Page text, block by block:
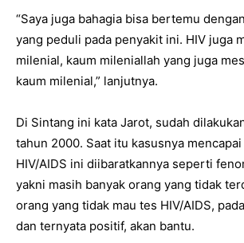
“Saya juga bahagia bisa bertemu
yang peduli pada penyakit ini. HIV juga
milenial, kaum mileniallah yang juga
kaum milenial,” lanjutnya.
Di Sintang ini kata Jarot, sudah
tahun 2000. Saat itu kasusnya
HIV/AIDS ini diibaratkannya seperti
yakni masih banyak orang yang tidak
orang yang tidak mau tes HIV/AIDS,
dan ternyata positif, akan bantu.